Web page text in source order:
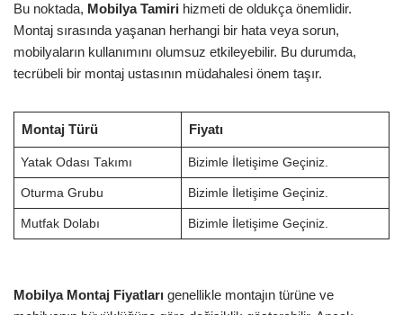
Bu noktada, Mobilya Tamiri hizmeti de oldukça önemlidir.
Montaj sırasında yaşanan herhangi bir hata veya sorun,
mobilyaların kullanımını olumsuz etkileyebilir. Bu durumda,
tecrübeli bir montaj ustasının müdahalesi önem taşır.
Montaj Türü Fiyatı
Yatak Odası Takımı Bizimle İletişime Geçiniz.
Oturma Grubu Bizimle İletişime Geçiniz.
Mutfak Dolabı Bizimle İletişime Geçiniz.
Mobilya Montaj Fiyatları genellikle montajın türüne ve